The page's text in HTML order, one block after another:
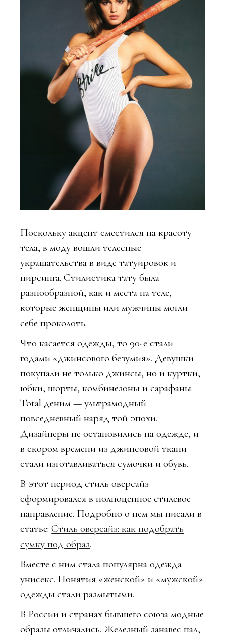
Поскольку акцент сместился на красоту
тела, в моду вошли телесные
украшательства в виде татуировок и
пирсинга. Стилистика тату была
разнообразной, как и места на теле,
которые женщины или мужчины могли
себе проколоть.
Что касается одежды, то 90-е стали
годами «джинсового безумия». Девушки
покупали не только джинсы, но и куртки,
юбки, шорты, комбинезоны и сарафаны.
Total деним — ультрамодный
повседневный наряд той эпохи.
Дизайнеры не остановились на одежде, и
в скором времени из джинсовой ткани
стали изготавливаться сумочки и обувь.
В этот период стиль оверсайз
сформировался в полноценное стилевое
направление. Подробно о нем мы писали в
статье:Стиль оверсайз: как подобрать
сумку под образ.
Вместе с ним стала популярна одежда
унисекс. Понятия «женской» и «мужской»
одежды стали размытыми.
В России и странах бывшего союза модные
образы отличались. Железный занавес пал,